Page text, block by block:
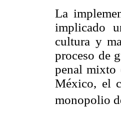
La
implicado
cultura y
proceso de
penal mixto
México, el
monopolio